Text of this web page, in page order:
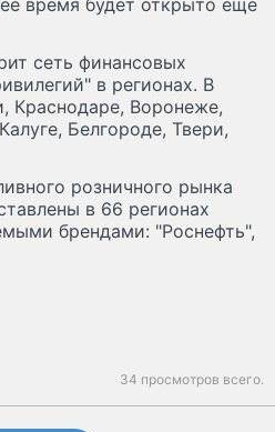
время будет открыто еще
сеть финансовых
в регионах. В
Краснодаре, Воронеже,
Белгороде, Твери,
розничного рынка
в 66 регионах
брендами: "Роснефть",
34 просмотров всего.